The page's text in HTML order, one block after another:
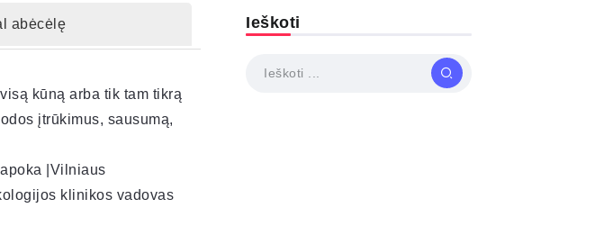
abėcėlę
kūną arba tik tam tikrą
įtrūkimus, sausumą,
|Vilniaus
klinikos vadovas
Ieškoti